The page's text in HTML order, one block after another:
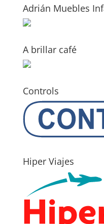
Adrián Muebles
A brillar café
Controls
Hiper Viajes